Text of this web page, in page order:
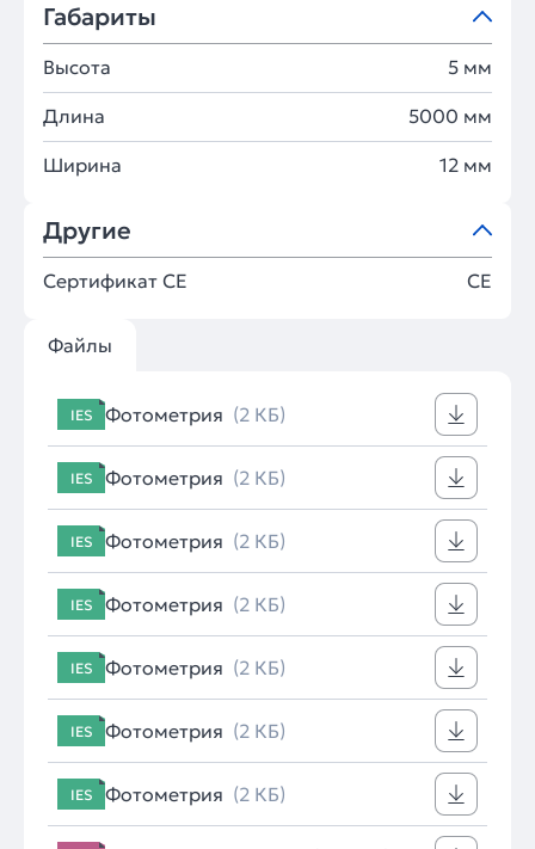
Габариты
Высота 5 мм
Длина 5000 мм
Ширина 12 мм
Другие
Сертификат CE CE
Файлы
IES Фотометрия (2 КБ)
IES Фотометрия (2 КБ)
IES Фотометрия (2 КБ)
IES Фотометрия (2 КБ)
IES Фотометрия (2 КБ)
IES Фотометрия (2 КБ)
IES Фотометрия (2 КБ)